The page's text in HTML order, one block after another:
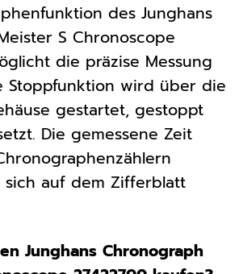
des Junghans
S Chronoscope
die präzise Messung
Stoppfunktion wird über die
gestartet, gestoppt
Die gemessene Zeit
auf dem Zifferblatt
Junghans Chronograph